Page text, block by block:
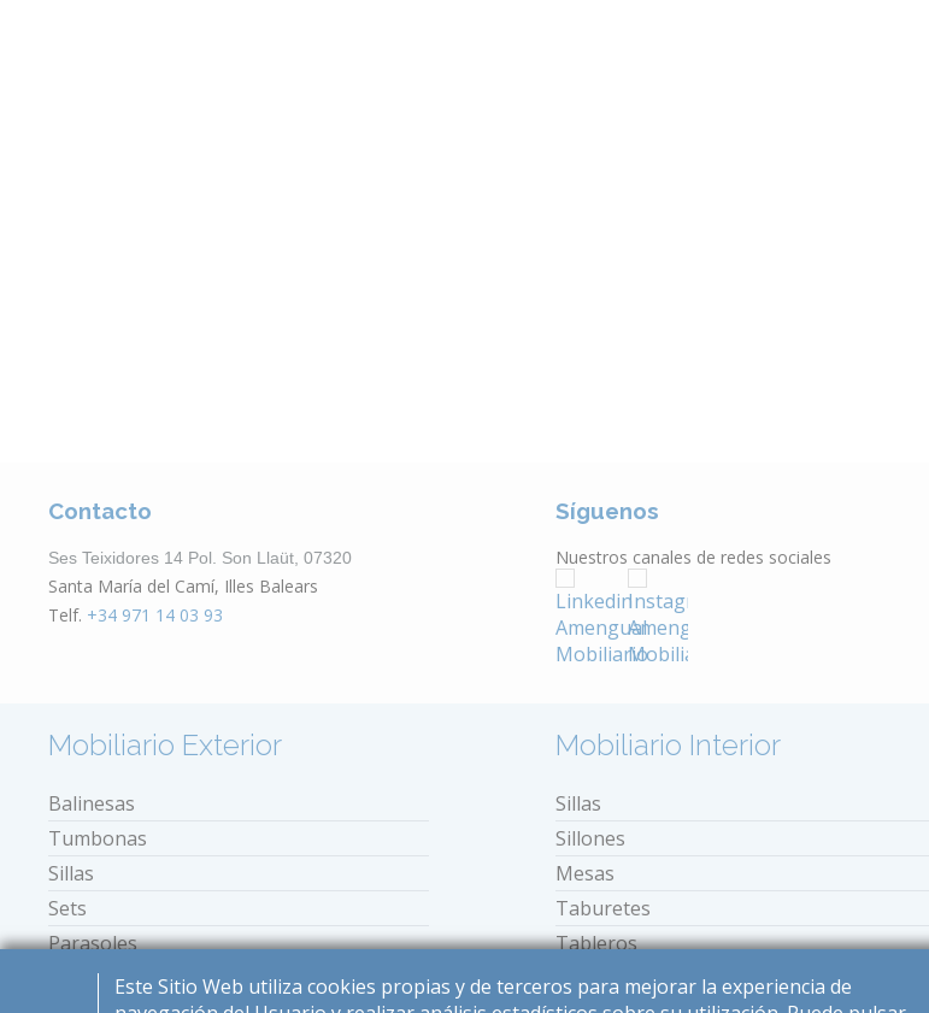
Contacto
Ses Teixidores 14 Pol. Son Llaüt, 07320
Santa María del Camí, Illes Balears
Telf. +34 971 14 03 93
Síguenos
Nuestros canales de redes sociales
Mobiliario Exterior
Balinesas
Tumbonas
Sillas
Sets
Parasoles
Mini tumbonas
Mobiliario Interior
Sillas
Sillones
Mesas
Taburetes
Tableros
Bancos
Este Sitio Web utiliza cookies propias y de terceros para mejorar la experiencia de